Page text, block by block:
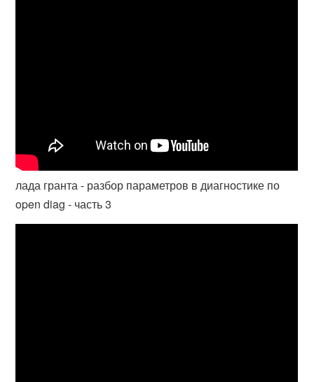
лада гранта - разбор параметров в диагностике по
open diag - часть 3